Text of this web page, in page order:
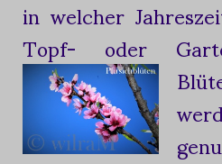
in welcher
Topf- oder